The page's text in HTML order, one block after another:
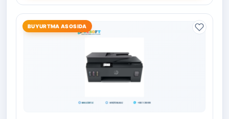
BUYURTMA ASOSIDA